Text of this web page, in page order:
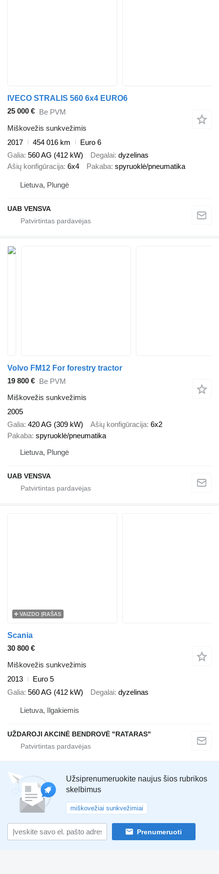
IVECO STRALIS 560 6x4 EURO6
25 000 € Be PVM
Miškovežis sunkvežimis
2017
454 016 km
Euro 6
Galia 560 AG (412 kW) Degalai dyzelinas
Ašių konfigūracija 6x4 Pakaba spyruoklė/pneumatika
Lietuva, Plungė
UAB VENSVA
Volvo FM12 For forestry tractor
19 800 € Be PVM
Miškovežis sunkvežimis
2005
Galia 420 AG (309 kW) Ašių konfigūracija 6x2
Pakaba spyruoklė/pneumatika
Lietuva, Plungė
UAB VENSVA
VAIZDO ĮRAŠAS
Scania
30 800 €
Miškovežis sunkvežimis
2013
Euro 5
Galia 560 AG (412 kW) Degalai dyzelinas
Lietuva, Ilgakiemis
UŽDAROJI AKCINĖ BENDROVĖ "RATARAS"
Užsiprenumeruokite naujus šios rubrikos
skelbimus
miškovežiai sunkvežimiai
Prenumeruoti